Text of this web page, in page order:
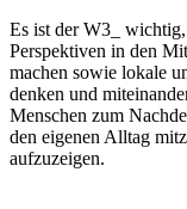
Es ist der W3_
Perspektiven in den
machen sowie lokale
denken und
Menschen zum
den eigenen Alltag
aufzuzeigen.